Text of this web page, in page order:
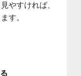
やすければ、
す。